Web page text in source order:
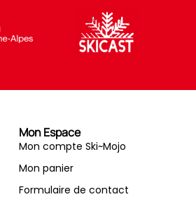
Mon Espace
Mon compte Ski~Mojo
Mon panier
Formulaire de contact